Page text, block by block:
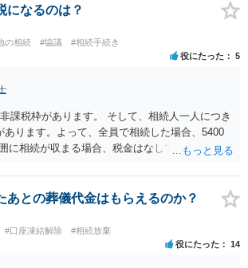
ので、数年後に借金が発見される可能性はほぼ
私が扱った相続放棄を検討していた案件で、期間
ろ、サラ金に対する過払金など相当な財産が見
という事例がありました。
になるのは？
の相続 #協議 #相続手続き
役にたった 5
課税枠があります。 そして、相続人一人につき
あります。よって、全員で相続した場合、5400
に相続が収まる場合、税金はなしです。 一人が
的には、全員で相続する方が税金はお得です。
も、話し合いの結果、親がすべて相続と決める
場合でも相続の非課税枠は、全員で相続した540
が亡くなり、母が全部相続すると、母から三人
万円が非課税枠となります。 そうすると、母が
ると、両親のどちらかが亡くなってから相続す
あとの葬儀代金はもらえるのか？
#口座凍結解除 #相続放棄
役にたった 14